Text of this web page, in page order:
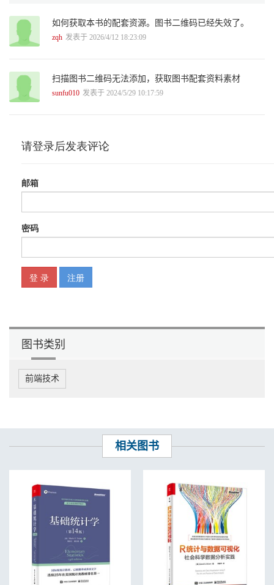
2.2 Python基础语法 20
2.2.1 基础语法：行与缩进 20
2.2.4 格式化：format()函数 25
2.3 Python常用高阶函数 26
2.3.1 map()函数：数组迭代 27
2.4 Python编程技巧 30
2.4.3 列表解析式筛选元素 32
2.5 上机实践题 35
第3章 利用Python进行数据准备 36
3.1.1 读取本地离线数据 37
3.1.3 读取常用数据库中的数据 39
3.2.2 unstack()函数：
重构索引 43
3.2.3 swaplevel()函数：
调整索引 44
3.3 数据的切片 44
3.4 数据的删除 47
3.4.1 删除一行或多行数据 47
3.4.2 删除一列或多列数据 48
3.5.1 按行索引对数据进行排序 50
3.5.2 按列索引对数据进行排序 51
3.5.3 按一列或多列对数据
进行排序 51
3.5.4 按一行或多行对数据
进行排序 52
3.6 数据的聚合 52
3.6.1 level参数：指定列聚合
如何获取本书的配套资源。图书二维码已经失效了。
zqh 发表于 2026/4/12 18:23:09
扫描图书二维码无法添加，获取图书配套资料素材
sunfu010 发表于 2024/5/29 10:17:59
图书类别
前端技术
相关图书